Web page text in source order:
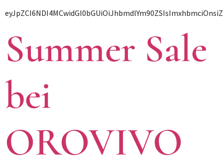
Summer Sale
bei
OROVIVO